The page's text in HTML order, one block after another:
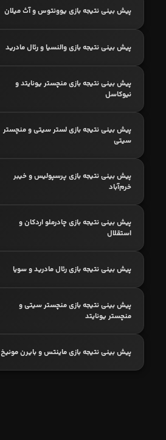
پیش بینی نتیجه بازی یوونتوس و آث میلان
پیش بینی نتیجه بازی والنسیا و رئال مادرید
پیش بینی نتیجه بازی منچستر یونایتد و
نیوکاسل
پیش بینی نتیجه بازی لستر سیتی و منچستر
سیتی
پیش بینی نتیجه بازی پرسپولیس و خیبر
خرم‌آباد
پیش بینی نتیجه بازی چادرملو اردکان و
استقلال
پیش بینی نتیجه بازی رئال مادرید و سویا
پیش بینی نتیجه بازی منچستر سیتی و
منچستر یونایتد
پیش بینی نتیجه بازی ماینتس و بایرن مونیخ